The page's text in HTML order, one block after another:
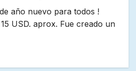
año nuevo para todos !
USD. aprox. Fue creado un